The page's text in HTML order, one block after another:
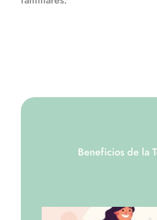
Beneficios de la